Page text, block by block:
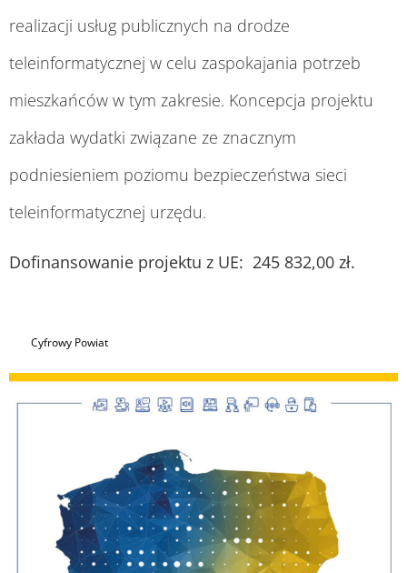
realizacji usług publicznych na drodze
teleinformatycznej w celu zaspokajania potrzeb
mieszkańców w tym zakresie. Koncepcja projektu
zakłada wydatki związane ze znacznym
podniesieniem poziomu bezpieczeństwa sieci
teleinformatycznej urzędu.
Dofinansowanie projektu z UE: 245 832,00 zł.
Cyfrowy Powiat